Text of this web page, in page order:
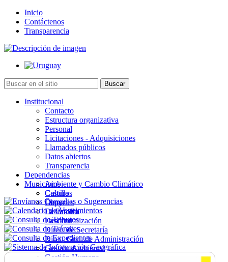
Inicio
Contáctenos
Transparencia
Institucional
Contacto
Estructura organizativa
Personal
Licitaciones - Adquisiciones
Llamados públicos
Datos abiertos
Transparencia
Dependencias
Ambiente y Cambio Climático
Cultura
Deportes
Desarrollo
Descentralización
Direc. de Secretaría
Direc. Gral. de Administración
Gestión Ambiental
Gestión Humana
Municipios
Castillos
Chuy
La Paloma
Lascano